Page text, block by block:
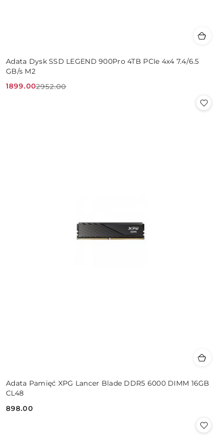
Adata Dysk SSD LEGEND 900Pro 4TB PCIe 4x4 7.4/6.5
GB/s M2
Cena
1899.00
Cena
2952.00
Adata Pamięć XPG Lancer Blade DDR5 6000 DIMM 16GB
CL48
Cena:
898.00